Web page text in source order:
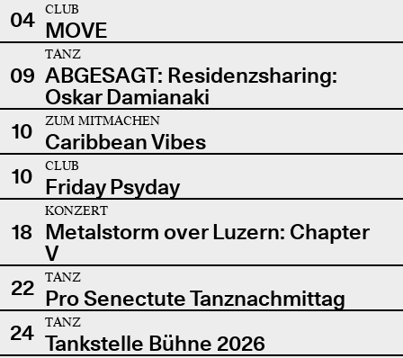
04
CLUB
MOVE
09
TANZ
ABGESAGT: Residenzsharing:
Oskar Damianaki
10
ZUM MITMACHEN
Caribbean Vibes
10
CLUB
Friday Psyday
18
KONZERT
Metalstorm over Luzern: Chapter
V
22
TANZ
Pro Senectute Tanznachmittag
24
TANZ
Tankstelle Bühne 2026